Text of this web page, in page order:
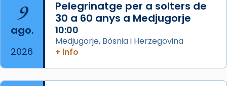
Mataró en reivindicarà les relíq
...Ver más
Foto
View on Facebook
9
ago.
2026
Pelegrinatge per a solters de
30 a 60 anys a Medjugorje
10:00
Medjugorje, Bòsnia i Herzegovina
+ info